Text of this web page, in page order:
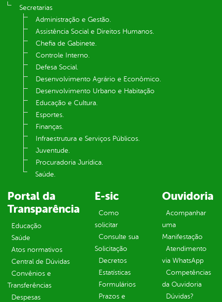
Secretarias
Administração e Gestão.
Assistência Social e Direitos Humanos.
Chefia de Gabinete.
Controle Interno.
Defesa Social.
Desenvolvimento Agrário e Econômico.
Desenvolvimento Urbano e Habitação
Educação e Cultura.
Esportes.
Finanças.
Infraestrutura e Serviços Públicos.
Juventude.
Procuradoria Jurídica.
Saúde.
Portal da
Transparência
Educação
Saúde
Atos normativos
Central de Dúvidas
Convênios e
Transferências
Despesas
E-sic
Como
solicitar
Consulte sua
Solicitação
Decretos
Estatísticas
Formulários
Prazos e
Ouvidoria
Acompanhar
uma
Manifestação
Atendimento
via WhatsApp
Competências
da Ouvidoria
Dúvidas?